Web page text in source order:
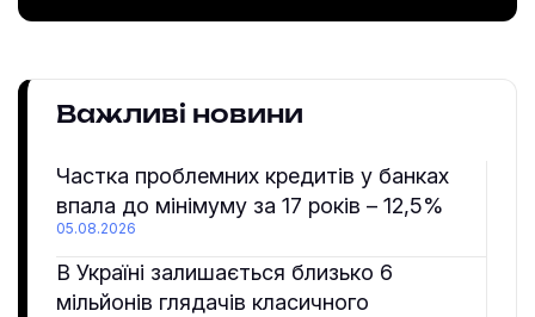
Важливі новини
Частка проблемних кредитів у банках
впала до мінімуму за 17 років – 12,5%
05.08.2026
В Україні залишається близько 6
мільйонів глядачів класичного